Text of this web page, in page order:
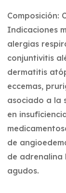
Composición:
Indicaciones
alergias
conjuntivitis
dermatitis
eccemas,
asociado a la
en
de
de adrenalina
agudos.